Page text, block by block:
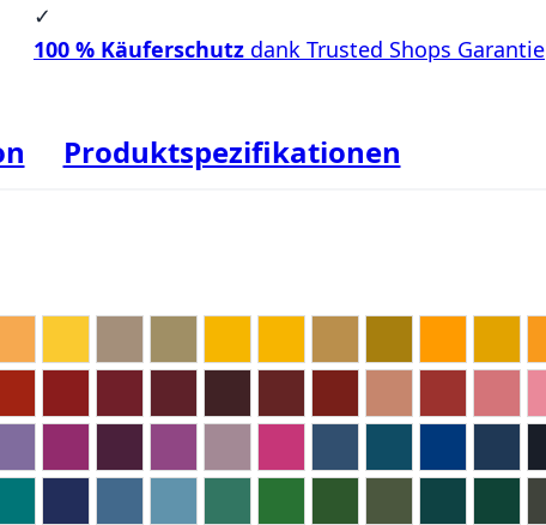
✓
100 % Käuferschutz dank Trusted Shops Garantie
Produktspezifikationen